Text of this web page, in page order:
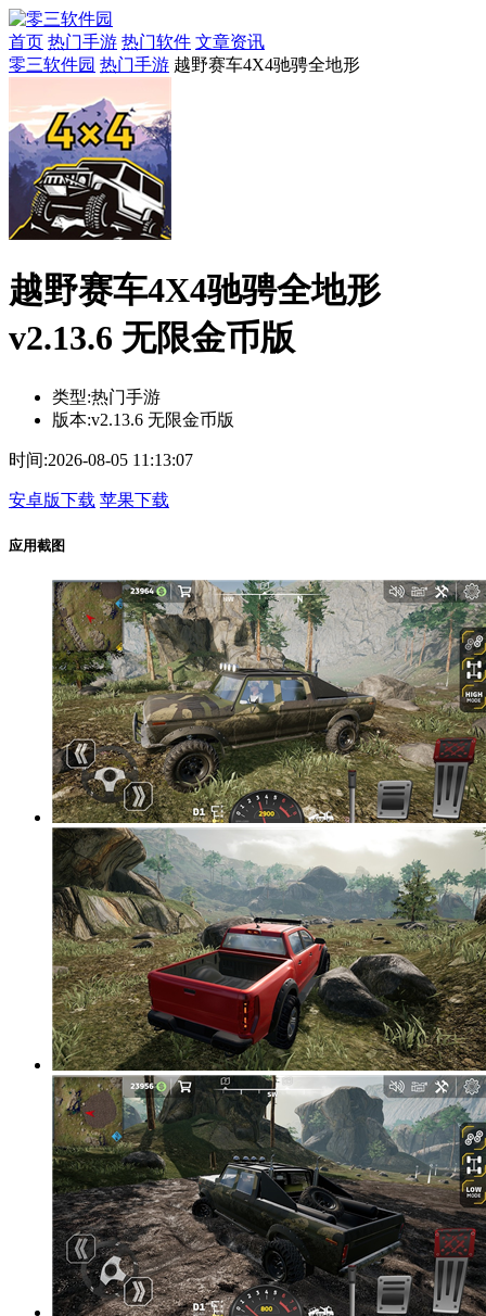
首页 热门手游 热门软件 文章资讯
零三软件园 热门手游 越野赛车4X4驰骋全地形
越野赛车4X4驰骋全地形
v2.13.6 无限金币版
类型:热门手游
版本:v2.13.6 无限金币版
时间:2026-08-05 11:13:07
安卓版下载 苹果下载
应用截图